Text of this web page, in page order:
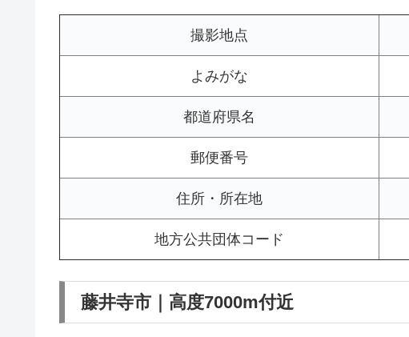
撮影地点
よみがな
都道府県名
郵便番号
住所・所在地
地方公共団体コード
藤井寺市｜高度7000m付近